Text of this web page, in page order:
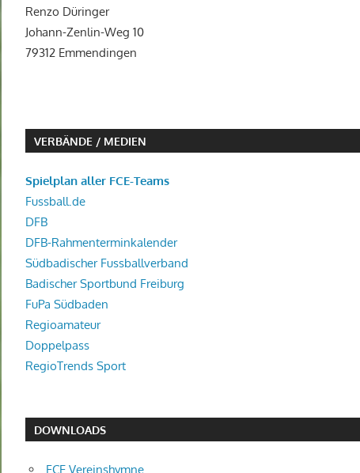
Renzo Düringer
Johann-Zenlin-Weg 10
79312 Emmendingen
VERBÄNDE / MEDIEN
Spielplan aller FCE-Teams
Fussball.de
DFB
DFB-Rahmenterminkalender
Südbadischer Fussballverband
Badischer Sportbund Freiburg
FuPa Südbaden
Regioamateur
Doppelpass
RegioTrends Sport
DOWNLOADS
FCE Vereinshymne